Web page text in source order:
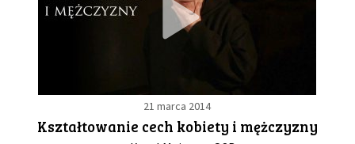
21 marca 2014
Kształtowanie cech kobiety i mężczyzny